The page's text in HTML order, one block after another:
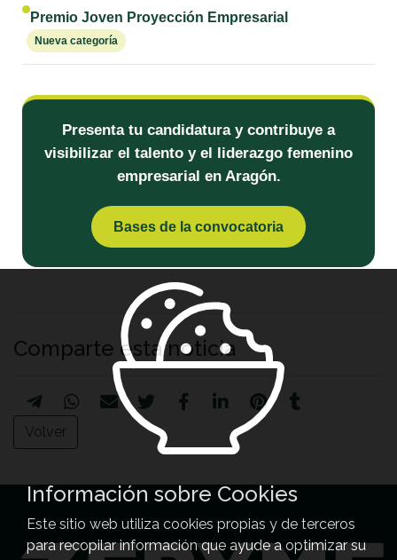
Premio Joven Proyección Empresarial
Nueva categoría
Presenta tu candidatura y contribuye a
visibilizar el talento y el liderazgo femenino
empresarial en Aragón.
Bases de la convocatoria
Comparte esta noticia
Volver
Información sobre Cookies
Este sitio web utiliza cookies propias y de terceros
para recopilar información que ayude a optimizar su